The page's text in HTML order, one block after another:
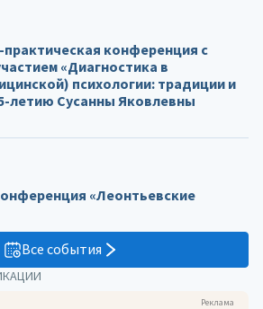
Реклама
конференция с
«Диагностика в
психологии: традиции и
летию Сусанны Яковлевны
«Леонтьевские
Все события